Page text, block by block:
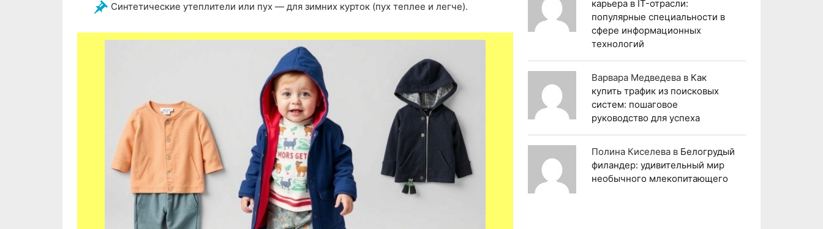
Синтетические утеплители или пух — для зимних курток (пух теплее и легче).
карьера в IT-отрасли:
популярные специальности в
сфере информационных
технологий
Варвара Медведева в Как
купить трафик из поисковых
систем: пошаговое
руководство для успеха
Полина Киселева в Белогрудый
филандер: удивительный мир
необычного млекопитающего